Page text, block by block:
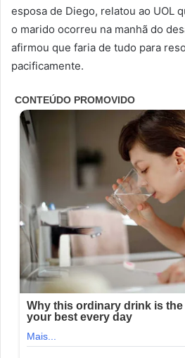
esposa de Diego, relatou ao UOL
o marido ocorreu na manhã do
afirmou que faria de tudo para
pacificamente.